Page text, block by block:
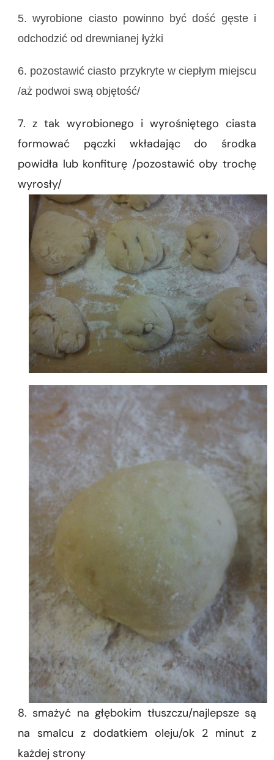
5. wyrobione ciasto powinno być dość gęste i
odchodzić od drewnianej łyżki
6. pozostawić ciasto przykryte w ciepłym miejscu
/aż podwoi swą objętość/
7. z tak wyrobionego i wyrośniętego ciasta
formować pączki wkładając do środka
powidła lub konfiturę /pozostawić oby trochę
wyrosły/
8. smażyć na głębokim tłuszczu/najlepsze są
na smalcu z dodatkiem oleju/ok 2 minut z
każdej strony